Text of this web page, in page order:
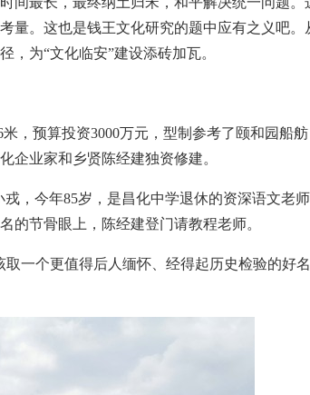
。这也是钱王文化研究的题中应有之义吧
为“文化临安”建设添砖加瓦。
，预算投资3000万元，型制参考了颐和园船
企业家和乡贤陈经建独资修建。
，今年85岁，是昌化中学退休的资深语文老
的节骨眼上，陈经建登门请教程老师。
一个更值得后人缅怀、经得起历史检验的好